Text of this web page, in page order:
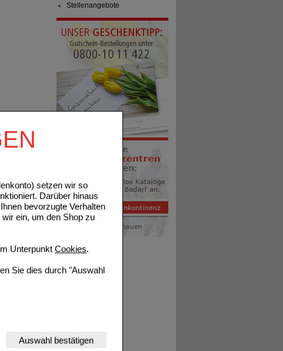
setzen wir so
Darüber hinaus
bevorzugte Verhalten
ein, um den Shop zu
Unterpunkt Cookies.
Sie dies durch "Auswahl
unserer Website
werden kann.
Auswahl bestätigen
Stellenangebote